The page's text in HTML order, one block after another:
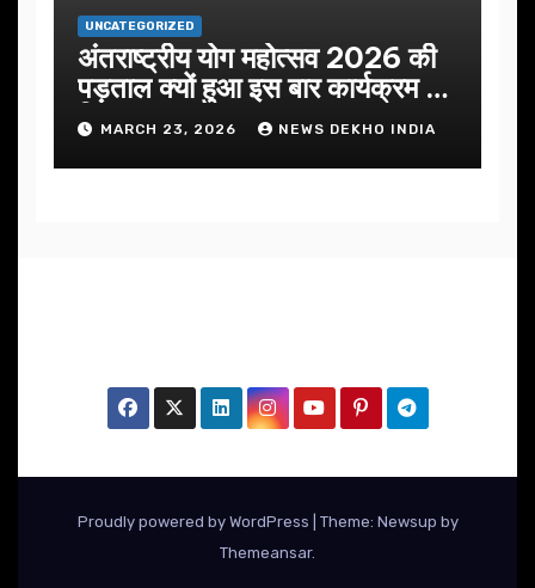
UNCATEGORIZED
अंतराष्ट्रीय योग महोत्सव 2026 की
पड़ताल क्यों हुआ इस बार कार्यक्रम में
निखार
MARCH 23, 2026 NEWS DEKHO INDIA
Proudly powered by WordPress
Theme: Newsup by
Themeansar.